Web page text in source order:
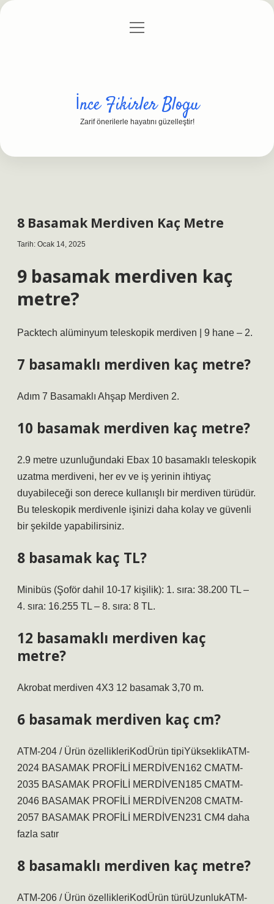
Gizlilik Politikası
menüyü
İnce Fikirler Blogu
Zarif önerilerle hayatını güzelleştir!
8 Basamak Merdiven Kaç Metre
Tarih: Ocak 14, 2025
9 basamak merdiven kaç
metre?
Packtech alüminyum teleskopik merdiven | 9 hane – 2.
7 basamaklı merdiven kaç metre?
Adım 7 Basamaklı Ahşap Merdiven 2.
10 basamak merdiven kaç metre?
2.9 metre uzunluğundaki Ebax 10 basamaklı teleskopik
uzatma merdiveni, her ev ve iş yerinin ihtiyaç
duyabileceği son derece kullanışlı bir merdiven türüdür.
Bu teleskopik merdivenle işinizi daha kolay ve güvenli
bir şekilde yapabilirsiniz.
8 basamak kaç TL?
Minibüs (Şoför dahil 10-17 kişilik): 1. sıra: 38.200 TL –
4. sıra: 16.255 TL – 8. sıra: 8 TL.
12 basamaklı merdiven kaç
metre?
Akrobat merdiven 4X3 12 basamak 3,70 m.
6 basamak merdiven kaç cm?
ATM-204 / Ürün özellikleriKodÜrün tipiYükseklikATM-
2024 BASAMAK PROFİLİ MERDİVEN162 CMATM-
2035 BASAMAK PROFİLİ MERDİVEN185 CMATM-
2046 BASAMAK PROFİLİ MERDİVEN208 CMATM-
2057 BASAMAK PROFİLİ MERDİVEN231 CM4 daha
fazla satır
8 basamaklı merdiven kaç metre?
ATM-206 / Ürün özellikleriKodÜrün türüUzunlukATM-